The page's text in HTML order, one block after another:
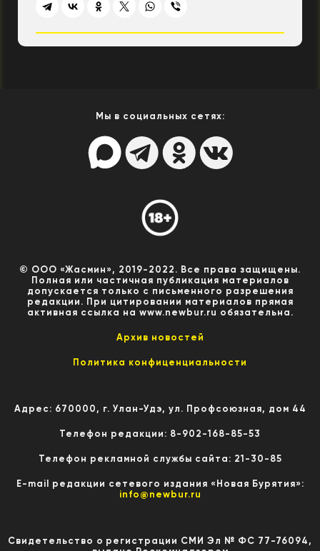
Мы в социальных сетях:
© ООО «Жасмин», 2019-2022. Все права защищены.
Полная или частичная публикация материалов
допускается только с письменного разрешения
редакции. При цитировании материалов прямая
активная ссылка на www.newbur.ru обязательна.
Архив новостей
Политика конфиценциальности
Адрес: 670000, г. Улан-Удэ, ул. Профсоюзная, дом 44
Телефон редакции: 8-902-168-85-53
Телефон рекламной службы сайта: 21-30-85
E-mail редакции сетевого издания «Новая Бурятия»:
info@newbur.ru
Свидетельство о регистрации СМИ Эл № ФС 77-76094,